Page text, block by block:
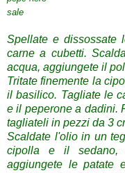
sale
Spellate e dissossate
carne a cubetti.
acqua, aggiungete il
Tritate finemente la
il basilico. Tagliate le
e il peperone a dadini.
tagliateli in pezzi da 3
Scaldate l'olio in un
cipolla e il sedano,
aggiungete le patate